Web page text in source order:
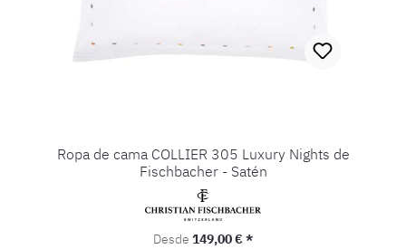
Ropa de cama COLLIER 305 Luxury Nights de
Fischbacher - Satén
Precio normal:
Desde 149,00 € *